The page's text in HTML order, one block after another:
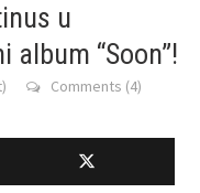
u
“Soon”!
Comments (4)